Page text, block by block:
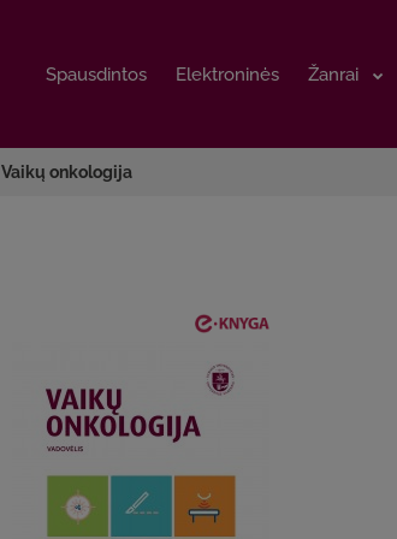
Spausdintos Elektroninės Žanrai
Spausdintos Elektroninės Žanrai
Vaikų onkologija